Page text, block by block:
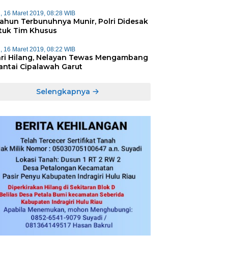
16 Maret 2019, 08:28 WIB
Terbunuhnya Munir, Polri Didesak
Tim Khusus
16 Maret 2019, 08:22 WIB
Hilang, Nelayan Tewas Mengambang
Cipalawah Garut
Selengkapnya